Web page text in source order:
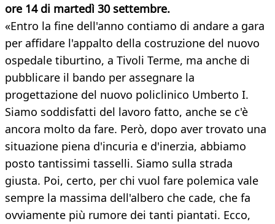
ore 14 di martedì 30 settembre.
«Entro la fine dell'anno contiamo di andare a gara
per affidare l'appalto della costruzione del nuovo
ospedale tiburtino, a Tivoli Terme, ma anche di
pubblicare il bando per assegnare la
progettazione del nuovo policlinico Umberto I.
Siamo soddisfatti del lavoro fatto, anche se c'è
ancora molto da fare. Però, dopo aver trovato una
situazione piena d'incuria e d'inerzia, abbiamo
posto tantissimi tasselli. Siamo sulla strada
giusta. Poi, certo, per chi vuol fare polemica vale
sempre la massima dell'albero che cade, che fa
ovviamente più rumore dei tanti piantati. Ecco,